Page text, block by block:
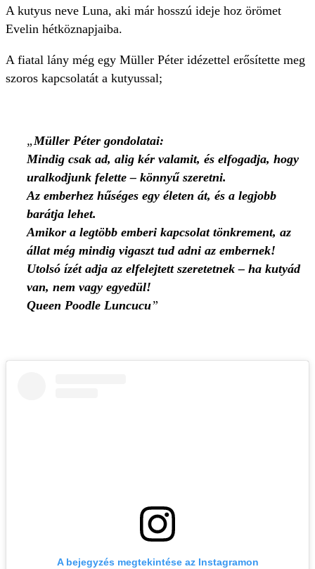
A kutyus neve Luna, aki már hosszú ideje hoz örömet
Evelin hétköznapjaiba.
A fiatal lány még egy Müller Péter idézettel erősítette meg
szoros kapcsolatát a kutyussal;
Müller Péter gondolatai:
Mindig csak ad, alig kér valamit, és elfogadja, hogy
uralkodjunk felette – könnyű szeretni.
Az emberhez hűséges egy életen át, és a legjobb
barátja lehet.
Amikor a legtöbb emberi kapcsolat tönkrement, az
állat még mindig vigaszt tud adni az embernek!
Utolsó ízét adja az elfelejtett szeretetnek – ha kutyád
van, nem vagy egyedül!
Queen Poodle Luncucu
A bejegyzés megtekintése az Instagramon